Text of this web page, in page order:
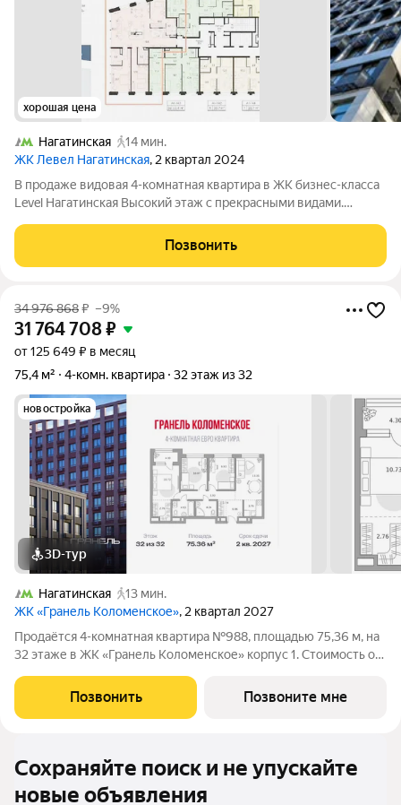
хорошая цена
Нагатинская
14 мин.
ЖК Левел Нагатинская, 2 квартал 2024
В продаже видовая 4-комнатная квартира в ЖК бизнес-класса
Level Нагатинская Высокий этаж с прекрасными видами.
инфраструктура бизнес-класса. Экологичное окружение,
рядом парк "Коломенское".
Позвонить
34 976 868₽ –9%
31 764 708₽
от 125 649 ₽ в месяц
75,4 м²
4-комн. квартира 32 этаж из 32
новостройка
3D-тур
Нагатинская
13 мин.
ЖК «Гранель Коломенское», 2 квартал 2027
Продаётся 4-комнатная квартира №988, площадью 75,36 м, на
32 этаже в ЖК «Гранель Коломенское» корпус 1. Стоимость от
односторонняя, окна на улицу. Жилой квартал «Гранель
Коломенское» расположился на юге
Позвонить Позвоните мне
Сохраняйте поиск и не упускайте
новые объявления